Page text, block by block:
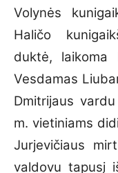
Volynės
Haličo
duktė, laikoma
Vesdamas
Dmitrijaus
m. vietiniams
Jurjevičiaus
valdovu tapusį